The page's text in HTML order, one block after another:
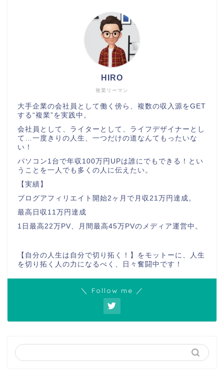
複業リーマン
HIRO
大手企業の会社員として働く傍ら、複数の収入源をGET
する“複業”を実践中。
会社員として、ライターとして、ライフデザイナーとし
て…一度きりの人生、一つだけの道なんてもったいな
い！
パソコン1台で年収100万円UPは誰にでもできる！とい
うことを一人でも多くの人に伝えたい。
【実績】
ブログアフィリエイト開始2ヶ月で月収21万円達成。
最高日収11万円達成
1日最高22万PV、月間最高45万PVのメディア運営中。
【自分の人生は自分で切り拓く！】をモットーに、人生
を切り拓く人の力になるべく、日々奮闘中です！
＼ Follow me ／